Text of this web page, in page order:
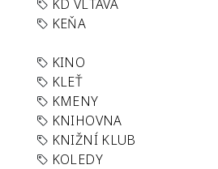
KD VLTAVA
KEŇA
KINO
KLEŤ
KMENY
KNIHOVNA
KNIŽNÍ KLUB
KOLEDY